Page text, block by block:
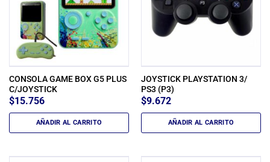
CONSOLA GAME BOX G5 PLUS
C/JOYSTICK
$15.756
AÑADIR AL CARRITO
JOYSTICK PLAYSTATION 3/
PS3 (P3)
$9.672
AÑADIR AL CARRITO